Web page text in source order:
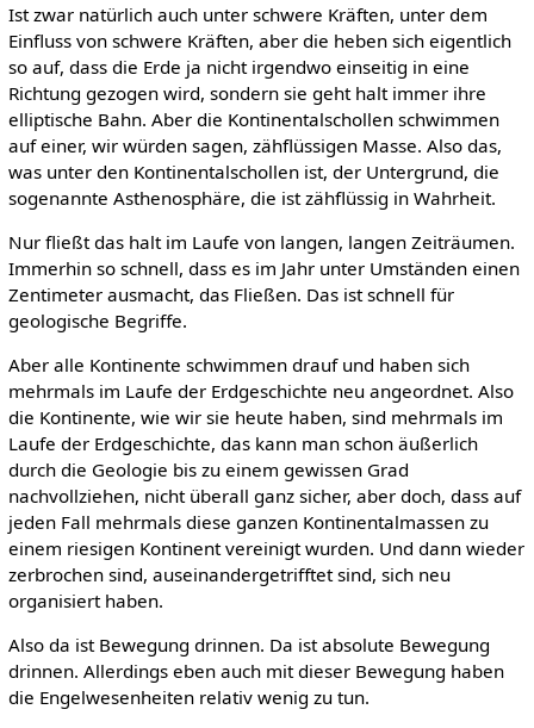
Ist zwar natürlich auch unter schwere Kräften, unter dem
Einfluss von schwere Kräften, aber die heben sich eigentlich
so auf, dass die Erde ja nicht irgendwo einseitig in eine
Richtung gezogen wird, sondern sie geht halt immer ihre
elliptische Bahn. Aber die Kontinentalschollen schwimmen
auf einer, wir würden sagen, zähflüssigen Masse. Also das,
was unter den Kontinentalschollen ist, der Untergrund, die
sogenannte Asthenosphäre, die ist zähflüssig in Wahrheit.
Nur fließt das halt im Laufe von langen, langen Zeiträumen.
Immerhin so schnell, dass es im Jahr unter Umständen einen
Zentimeter ausmacht, das Fließen. Das ist schnell für
geologische Begriffe.
Aber alle Kontinente schwimmen drauf und haben sich
mehrmals im Laufe der Erdgeschichte neu angeordnet. Also
die Kontinente, wie wir sie heute haben, sind mehrmals im
Laufe der Erdgeschichte, das kann man schon äußerlich
durch die Geologie bis zu einem gewissen Grad
nachvollziehen, nicht überall ganz sicher, aber doch, dass auf
jeden Fall mehrmals diese ganzen Kontinentalmassen zu
einem riesigen Kontinent vereinigt wurden. Und dann wieder
zerbrochen sind, auseinandergetrifftet sind, sich neu
organisiert haben.
Also da ist Bewegung drinnen. Da ist absolute Bewegung
drinnen. Allerdings eben auch mit dieser Bewegung haben
die Engelwesenheiten relativ wenig zu tun.